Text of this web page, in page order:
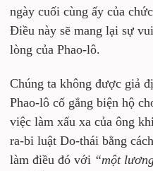
ngày cuối cùng ấy của
Điều này sẽ mang lại sự
lòng của Phao-lô.
Chúng ta không được giả
Phao-lô cố gắng biện hộ
việc làm xấu xa của ông
ra-bi luật Do-thái bằng
làm điều đó với “một